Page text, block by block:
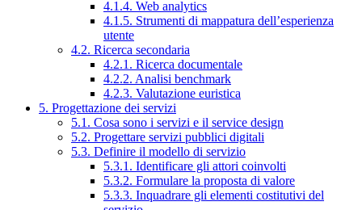
4.1.4. Web analytics
4.1.5. Strumenti di mappatura dell’esperienza
utente
4.2. Ricerca secondaria
4.2.1. Ricerca documentale
4.2.2. Analisi benchmark
4.2.3. Valutazione euristica
5. Progettazione dei servizi
5.1. Cosa sono i servizi e il service design
5.2. Progettare servizi pubblici digitali
5.3. Definire il modello di servizio
5.3.1. Identificare gli attori coinvolti
5.3.2. Formulare la proposta di valore
5.3.3. Inquadrare gli elementi costitutivi del